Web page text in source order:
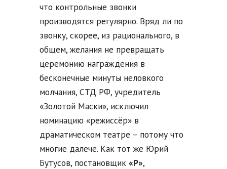
что контрольные звонки
производятся регулярно. Вряд ли по
звонку, скорее, из рационального, в
общем, желания не превращать
церемонию награждения в
бесконечные минуты неловкого
молчания, СТД РФ, учредитель
«Золотой Маски», исключил
номинацию «режиссёр» в
драматическом театре – потому что
многие далече. Как тот же Юрий
Бутусов, постановщик «Р»,